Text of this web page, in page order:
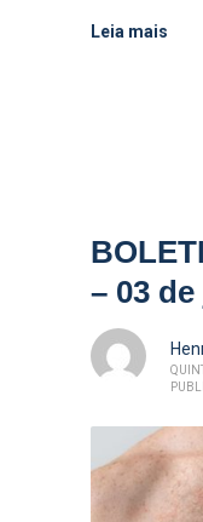
Leia mais
– 03